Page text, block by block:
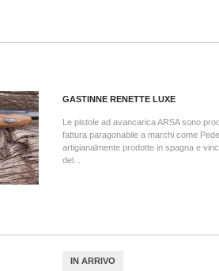
GASTINNE RENETTE LUXE
Le pistole ad avancarica ARSA sono
fattura paragonabile a marchi come
artigianalmente prodotte in spagna e
del...
IN ARRIVO